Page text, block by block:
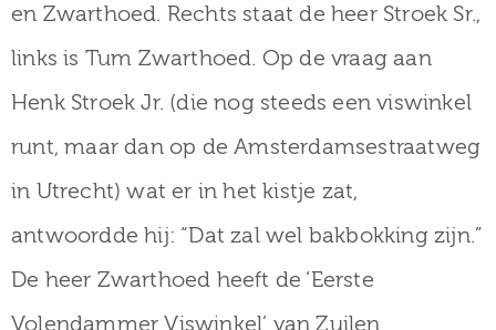
en Zwarthoed. Rechts staat de heer Stroek Sr.,
links is Tum Zwarthoed. Op de vraag aan
Henk Stroek Jr. (die nog steeds een viswinkel
runt, maar dan op de Amsterdamsestraatweg
in Utrecht) wat er in het kistje zat,
antwoordde hij: “Dat zal wel bakbokking zijn.”
De heer Zwarthoed heeft de ‘Eerste
Volendammer Viswinkel’ van Zuilen